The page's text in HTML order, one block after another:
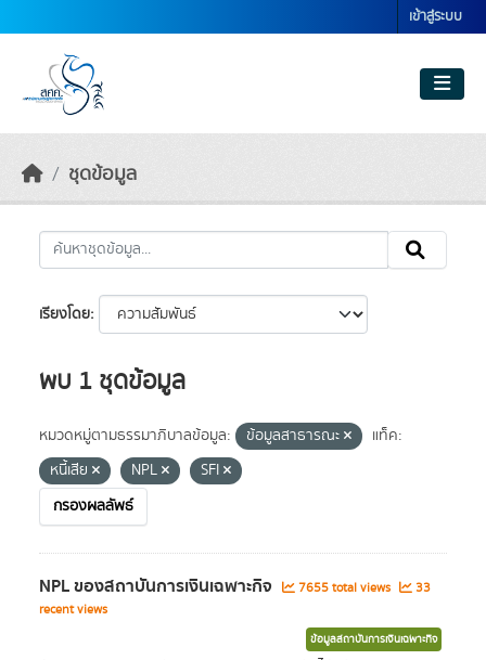
เข้าสู่ระบบ
ชุดข้อมูล
เรียงโดย
พบ 1 ชุดข้อมูล
หมวดหมู่ตามธรรมาภิบาลข้อมูล: ข้อมูลสาธารณะ
แท็ค:
หนี้เสีย
NPL
SFI
กรองผลลัพธ์
NPL ของสถาบันการเงินเฉพาะกิจ 7655 total views
33
recent views
ข้อมูลสถาบันการเงินเฉพาะกิจ